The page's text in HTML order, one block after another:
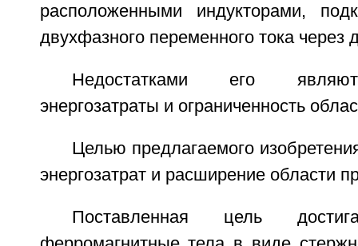
расположенными индукторами,
двухфазного переменного тока через
Недостатками его
энергозатраты и ограниченность
Целью предлагаемого
энергозатрат и расширение области
Поставленная цель